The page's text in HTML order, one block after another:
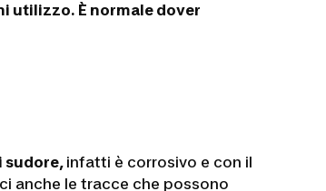
utilizzo. È normale dover
sudore, infatti è corrosivo e con il
anche le tracce che possono